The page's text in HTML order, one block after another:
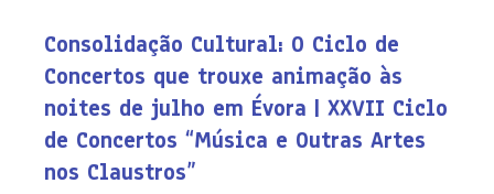
Consolidação Cultural: O Ciclo de
Concertos que trouxe animação às
noites de julho em Évora | XXVII Ciclo
de Concertos “Música e Outras Artes
nos Claustros”